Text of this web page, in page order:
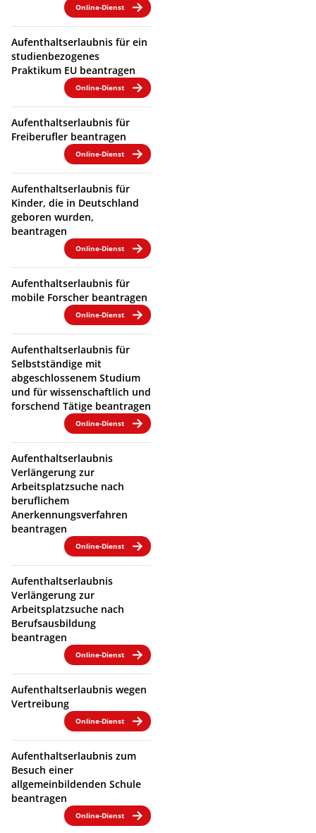
Online-Dienst
Aufenthaltserlaubnis für ein
studienbezogenes
Praktikum EU beantragen
Online-Dienst
Aufenthaltserlaubnis für
Freiberufler beantragen
Online-Dienst
Aufenthaltserlaubnis für
Kinder, die in Deutschland
geboren wurden,
beantragen
Online-Dienst
Aufenthaltserlaubnis für
mobile Forscher beantragen
Online-Dienst
Aufenthaltserlaubnis für
Selbstständige mit
abgeschlossenem Studium
und für wissenschaftlich und
forschend Tätige beantragen
Online-Dienst
Aufenthaltserlaubnis
Verlängerung zur
Arbeitsplatzsuche nach
beruflichem
Anerkennungsverfahren
beantragen
Online-Dienst
Aufenthaltserlaubnis
Verlängerung zur
Arbeitsplatzsuche nach
Berufsausbildung
beantragen
Online-Dienst
Aufenthaltserlaubnis wegen
Vertreibung
Online-Dienst
Aufenthaltserlaubnis zum
Besuch einer
allgemeinbildenden Schule
beantragen
Online-Dienst